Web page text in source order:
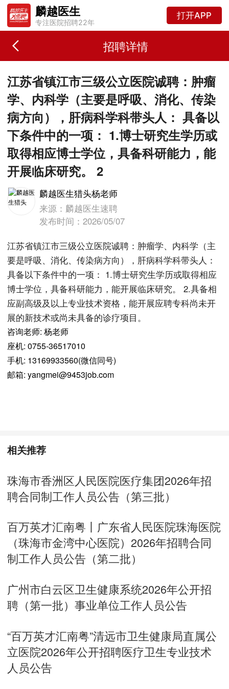
麟越医生
专注医院招聘22年
打开APP
招聘详情
江苏省镇江市三级公立医院诚聘：肿瘤
学、内科学（主要是呼吸、消化、传染
病方向），肝病科学科带头人： 具备以
下条件中的一项： 1.博士研究生学历或
取得相应博士学位，具备科研能力，能
开展临床研究。 2
麟越医生猎头杨老师
来源：麟越医生速聘
发布时间：2026/05/07
江苏省镇江市三级公立医院诚聘：肿瘤学、内科学（主
要是呼吸、消化、传染病方向），肝病科学科带头人：
具备以下条件中的一项： 1.博士研究生学历或取得相应
博士学位，具备科研能力，能开展临床研究。 2.具备相
应副高级及以上专业技术资格，能开展应聘专科尚未开
展的新技术或尚未具备的诊疗项目。
咨询老师: 杨老师
座机: 0755-36517010
手机: 13169933560(微信同号)
邮箱: yangmei@9453job.com
相关推荐
珠海市香洲区人民医院医疗集团2026年招
聘合同制工作人员公告（第三批）
百万英才汇南粤丨广东省人民医院珠海医院
（珠海市金湾中心医院）2026年招聘合同
制工作人员公告（第二批）
广州市白云区卫生健康系统2026年公开招
聘（第一批）事业单位工作人员公告
“百万英才汇南粤”清远市卫生健康局直属公
立医院2026年公开招聘医疗卫生专业技术
人员公告